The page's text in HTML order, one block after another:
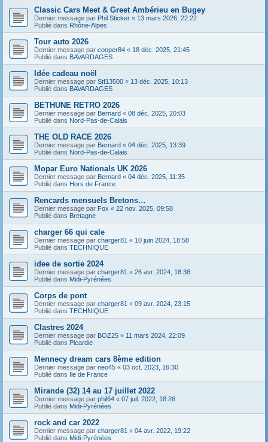
Classic Cars Meet & Greet Ambérieu en Bugey
Dernier message par Phil Sticker « 13 mars 2026, 22:22
Publié dans Rhône-Alpes
Tour auto 2026
Dernier message par cooper84 « 18 déc. 2025, 21:45
Publié dans BAVARDAGES
Idée cadeau noël
Dernier message par Stf13500 « 13 déc. 2025, 10:13
Publié dans BAVARDAGES
BETHUNE RETRO 2026
Dernier message par Bernard « 08 déc. 2025, 20:03
Publié dans Nord-Pas-de-Calais
THE OLD RACE 2026
Dernier message par Bernard « 04 déc. 2025, 13:39
Publié dans Nord-Pas-de-Calais
Mopar Euro Nationals UK 2026
Dernier message par Bernard « 04 déc. 2025, 11:35
Publié dans Hors de France
Rencards mensuels Bretons…
Dernier message par Fox « 22 nov. 2025, 09:58
Publié dans Bretagne
charger 66 qui cale
Dernier message par charger81 « 10 juin 2024, 18:58
Publié dans TECHNIQUE
idee de sortie 2024
Dernier message par charger81 « 26 avr. 2024, 18:38
Publié dans Midi-Pyrénées
Corps de pont
Dernier message par charger81 « 09 avr. 2024, 23:15
Publié dans TECHNIQUE
Clastres 2024
Dernier message par BOZ25 « 11 mars 2024, 22:09
Publié dans Picardie
Mennecy dream cars 8ème edition
Dernier message par neo45 « 03 oct. 2023, 16:30
Publié dans Ile de France
Mirande (32) 14 au 17 juillet 2022
Dernier message par phil64 « 07 juil. 2022, 18:26
Publié dans Midi-Pyrénées
rock and car 2022
Dernier message par charger81 « 04 avr. 2022, 19:22
Publié dans Midi-Pyrénées